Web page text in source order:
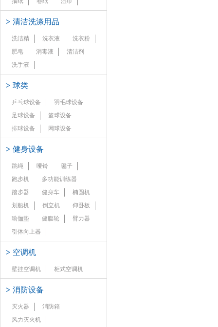
> 清洁洗涤用品
洗洁精 洗衣液
洗衣粉
肥皂
消毒液
清洁剂
洗手液
> 球类
乒乓球设备
羽毛球设备
足球设备
篮球设备
排球设备
网球设备
> 健身设备
跳绳 哑铃
毽子
跑步机
多功能训练器
踏步器
健身车
椭圆机
划船机
倒立机
仰卧板
瑜伽垫
健腹轮
臂力器
引体向上器
> 空调机
壁挂空调机 柜式空调机
> 消防设备
灭火器
消防箱
风力灭火机